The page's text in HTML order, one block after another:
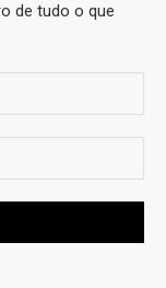
de tudo o que